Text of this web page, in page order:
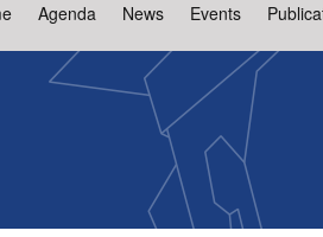
Agenda News Events